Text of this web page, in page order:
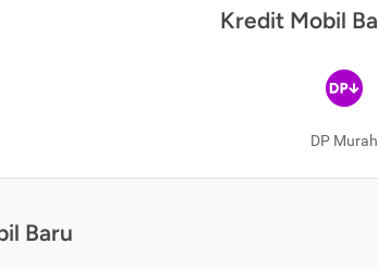
Kredit Mobil
DP Murah
Baru